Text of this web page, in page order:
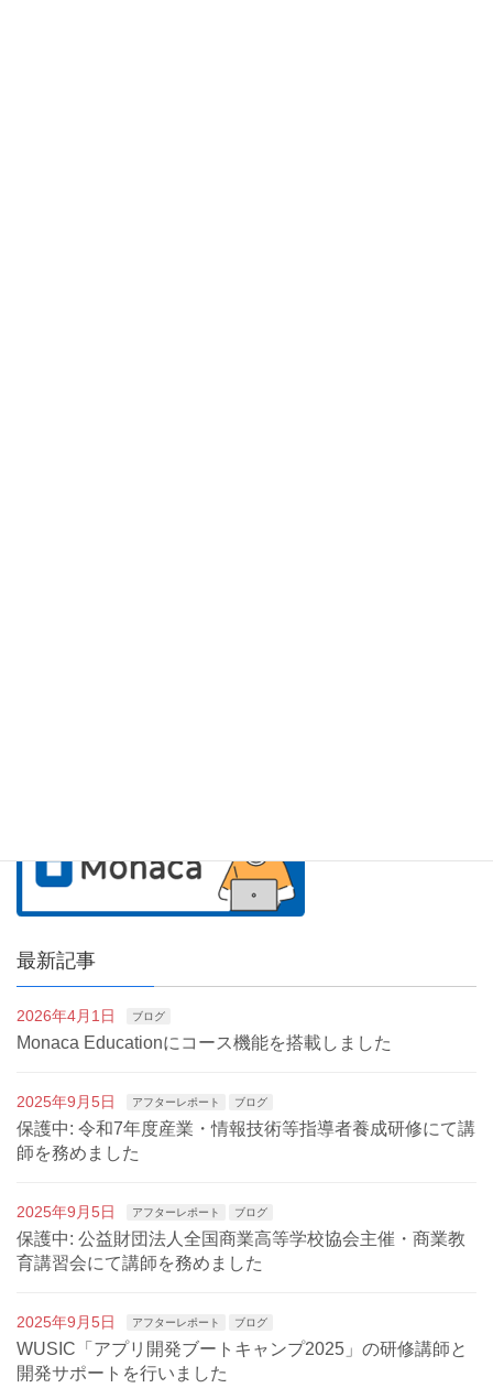
最新記事
2026年4月1日 ブログ
Monaca Educationにコース機能を搭載しました
2025年9月5日 アフターレポート ブログ
保護中: 令和7年度産業・情報技術等指導者養成研修にて講
師を務めました
2025年9月5日 アフターレポート ブログ
保護中: 公益財団法人全国商業高等学校協会主催・商業教
育講習会にて講師を務めました
2025年9月5日 アフターレポート ブログ
WUSIC「アプリ開発ブートキャンプ2025」の研修講師と
開発サポートを行いました